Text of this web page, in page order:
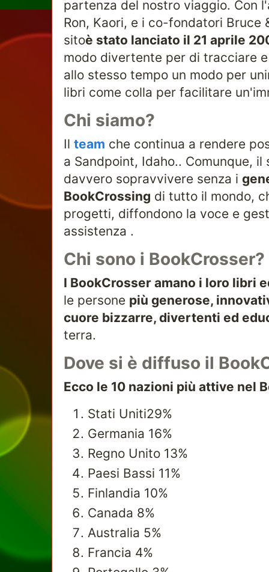
partenza del nostro viaggio. Con
Ron, Kaori, e i co-fondatori Bruce
sitoè stato lanciato il 21 aprile
modo divertente per di tracciare
allo stesso tempo un modo per
libri come colla per facilitare
Chi siamo?
Il team che continua a rendere
a Sandpoint, Idaho.. Comunque,
davvero sopravvivere senza i
BookCrossing di tutto il mondo,
progetti, diffondono la voce e
assistenza .
Chi sono i BookCrosser?
I BookCrosser amano i loro libri
le persone più generose,
cuore bizzarre, divertenti ed
terra.
Dove si è diffuso il
Ecco le 10 nazioni più attive nel
Stati Uniti29%
Germania 16%
Regno Unito 13%
Paesi Bassi 11%
Finlandia 10%
Canada 8%
Australia 5%
Francia 4%